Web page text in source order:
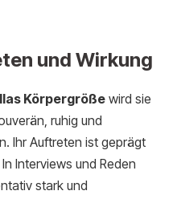
und Wirkung
Körpergröße wird sie
ruhig und
Ihr Auftreten ist geprägt
Interviews und Reden
stark und